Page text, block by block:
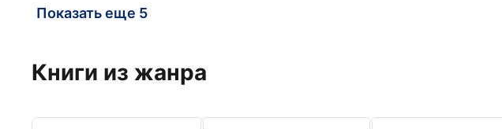
Показать еще 5
Книги из жанра